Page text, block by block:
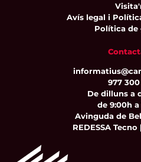
Avís legal i
Política de
977
De dilluns a
de 9:00h a
Avinguda de
REDESSA